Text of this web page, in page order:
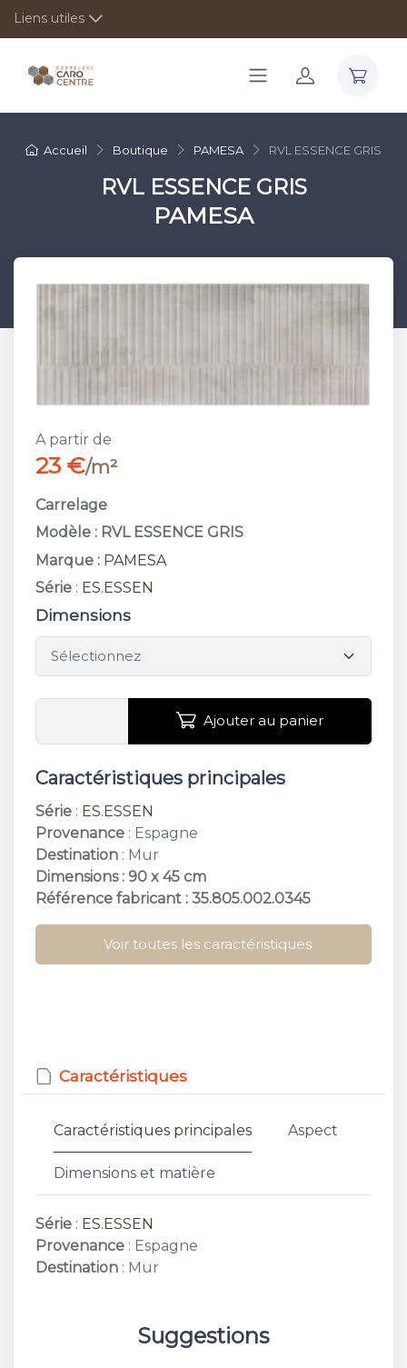
Liens utiles
Accueil Boutique PAMESA RVL ESSENCE GRIS
RVL ESSENCE GRIS
PAMESA
A partir de
23 €/m²
Carrelage
Modèle : RVL ESSENCE GRIS
Marque : PAMESA
Série : ES.ESSEN
Dimensions
Ajouter au panier
Caractéristiques principales
Série : ES.ESSEN
Provenance : Espagne
Destination : Mur
Dimensions : 90 x 45 cm
Référence fabricant : 35.805.002.0345
Voir toutes les caractéristiques
Caractéristiques
Caractéristiques principales Aspect
Dimensions et matière
Série : ES.ESSEN
Provenance : Espagne
Destination : Mur
Suggestions